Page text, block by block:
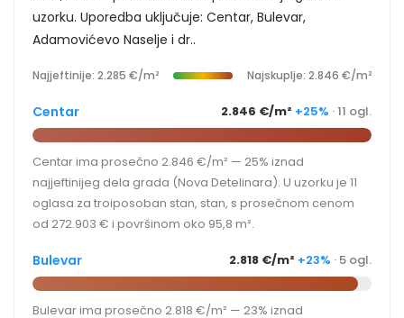
uzorku. Uporedba uključuje: Centar, Bulevar,
Adamovićevo Naselje i dr..
Najjeftinije: 2.285 €/m² Najskuplje: 2.846 €/m²
Centar 2.846 €/m² +25% · 11 ogl.
Centar ima prosečno 2.846 €/m² — 25% iznad
najjeftinijeg dela grada (Nova Detelinara). U uzorku je 11
oglasa za troiposoban stan, stan, s prosečnom cenom
od 272.903 € i površinom oko 95,8 m².
Bulevar 2.818 €/m² +23% · 5 ogl.
Bulevar ima prosečno 2.818 €/m² — 23% iznad